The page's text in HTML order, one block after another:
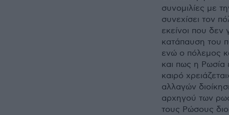
συνομιλίες με
συνεχίσει τον
εκείνοι που δεν
κατάπαυση του
ενώ ο πόλεμος
και πως η Ρωσία
καιρό
αλλαγών
αρχηγού των
τους Ρώσους